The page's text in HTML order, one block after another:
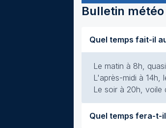
Bulletin
Le matin à 8h,
L'après-midi à 14h,
Le soir à 20h, voile